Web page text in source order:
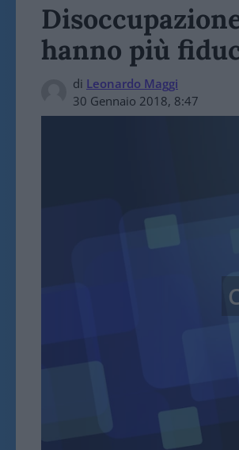
hanno più
di Leonardo Maggi
30 Gennaio 2018, 8:47